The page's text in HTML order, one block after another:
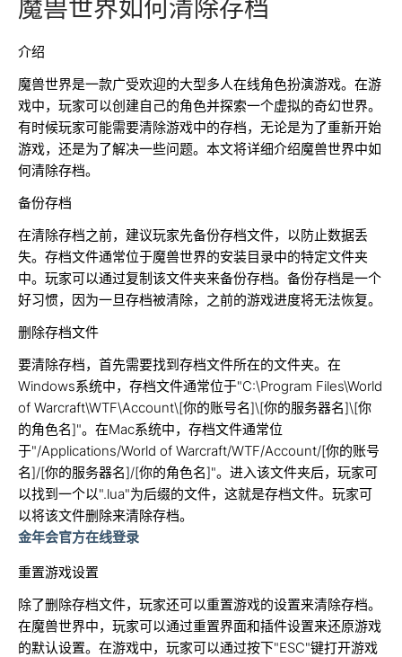
魔兽世界如何清除存档
介绍
魔兽世界是一款广受欢迎的大型多人在线角色扮演游戏。在游
戏中，玩家可以创建自己的角色并探索一个虚拟的奇幻世界。
有时候玩家可能需要清除游戏中的存档，无论是为了重新开始
游戏，还是为了解决一些问题。本文将详细介绍魔兽世界中如
何清除存档。
备份存档
在清除存档之前，建议玩家先备份存档文件，以防止数据丢
失。存档文件通常位于魔兽世界的安装目录中的特定文件夹
中。玩家可以通过复制该文件夹来备份存档。备份存档是一个
好习惯，因为一旦存档被清除，之前的游戏进度将无法恢复。
删除存档文件
要清除存档，首先需要找到存档文件所在的文件夹。在
Windows系统中，存档文件通常位于"C:\Program Files\World
of Warcraft\WTF\Account\[你的账号名]\[你的服务器名]\[你
的角色名]"。在Mac系统中，存档文件通常位
于"/Applications/World of Warcraft/WTF/Account/[你的账号
名]/[你的服务器名]/[你的角色名]"。进入该文件夹后，玩家可
以找到一个以".lua"为后缀的文件，这就是存档文件。玩家可
以将该文件删除来清除存档。
金年会官方在线登录
重置游戏设置
除了删除存档文件，玩家还可以重置游戏的设置来清除存档。
在魔兽世界中，玩家可以通过重置界面和插件设置来还原游戏
的默认设置。在游戏中，玩家可以通过按下"ESC"键打开游戏